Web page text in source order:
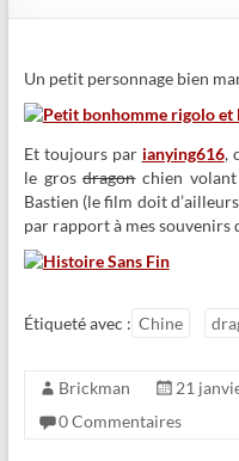
Un petit personnage bien
Et toujours par ianying616,
le grosdragonchien volant
Bastien (le film doit
par rapport à mes souvenirs
Étiqueté avec : Chine
Brickman 21
0 Commentaires